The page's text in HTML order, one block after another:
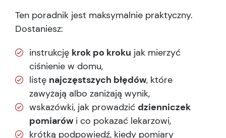
Ten poradnik jest maksymalnie praktyczny.
Dostaniesz:
instrukcję krok po kroku jak mierzyć
ciśnienie w domu,
listę najczęstszych błędów, które
zawyżają albo zaniżają wynik,
wskazówki, jak prowadzić dzienniczek
pomiarów i co pokazać lekarzowi,
krótką podpowiedź, kiedy pomiary